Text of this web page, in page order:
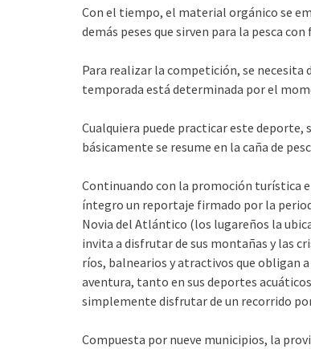
Con el tiempo, el material orgánico se
demás peses que sirven para la pesca
Para realizar la competición, se necesita
temporada está determinada por el
Cualquiera puede practicar este deporte,
básicamente se resume en la caña de
Continuando con la promoción turística
íntegro un reportaje firmado por la
Novia del Atlántico (los lugareños la
invita a disfrutar de sus montañas y las
ríos, balnearios y atractivos que obligan
aventura, tanto en sus deportes
simplemente disfrutar de un recorrido
Compuesta por nueve municipios, la